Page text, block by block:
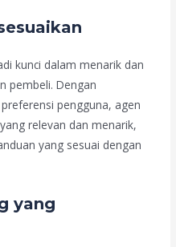
kunci dalam menarik dan
pembeli. Dengan
pengguna, agen
relevan dan menarik,
yang sesuai dengan
yang